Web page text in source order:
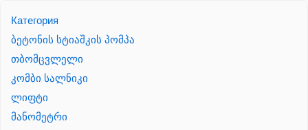
Категория
ბეტონის სტიაშკის პომპა
თბომცვლელი
კომბი სალნიკი
ლიფტი
მანომეტრი